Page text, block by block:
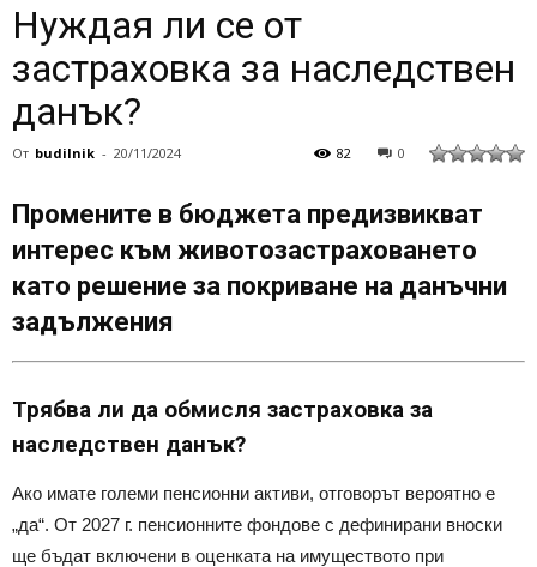
Нуждая ли се от
застраховка за наследствен
данък?
От budilnik - 20/11/2024 0
82
Промените в бюджета предизвикват
интерес към животозастраховането
като решение за покриване на данъчни
задължения
Трябва ли да обмисля застраховка за
наследствен данък?
Ако имате големи пенсионни активи, отговорът вероятно е
„да“. От 2027 г. пенсионните фондове с дефинирани вноски
ще бъдат включени в оценката на имуществото при